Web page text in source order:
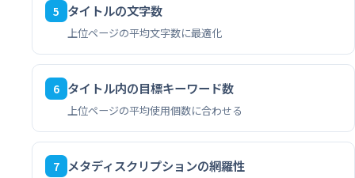
5 タイトルの文字数
上位ページの平均文字数に最適化
6 タイトル内の目標キーワード数
上位ページの平均使用個数に合わせる
7 メタディスクリプションの網羅性